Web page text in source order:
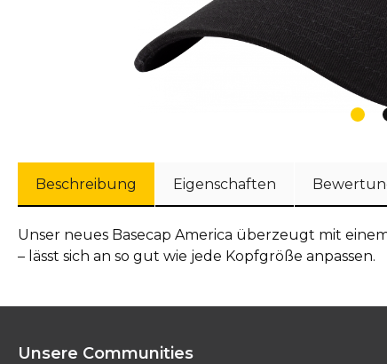
Beschreibung Eigenschaften
Unser neues Basecap America überzeugt mit
– lässt sich an so gut wie jede Kopfgröße anpassen.
Unsere Communities